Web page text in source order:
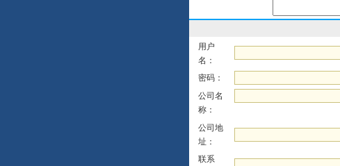
用户
名：
密码：
公司名
称：
公司地
址：
联系